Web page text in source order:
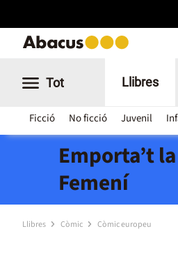
Tot Llibres
Ficció No ficció Juvenil
Emporta’t
Femení
Llibres Còmic Còmic europeu